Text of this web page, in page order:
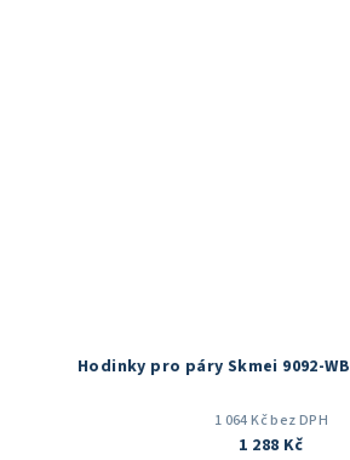
Hodinky pro páry Skmei 9092-WB
1 064 Kč bez DPH
1 288 Kč